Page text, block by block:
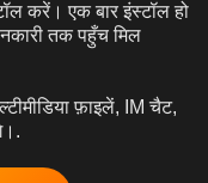
करें। एक बार इंस्टॉल हो
तक पहुँच मिल
फ़ाइलें, IM चैट,